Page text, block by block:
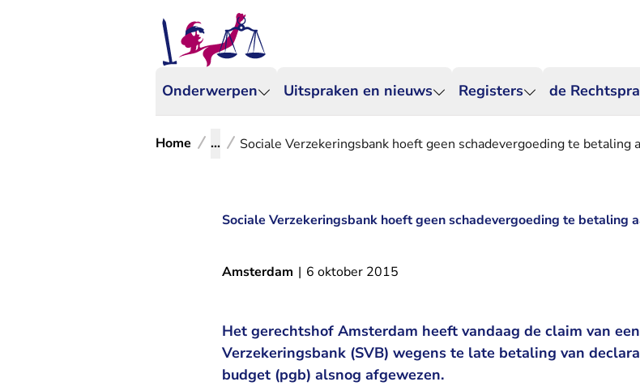
Onderwerpen Uitspraken en nieuws Registers de
Home ... Sociale Verzekeringsbank hoeft geen schadevergoeding te betaling
Sociale Verzekeringsbank hoeft geen schadevergoeding te betaling
Amsterdam | 6 oktober 2015
Het gerechtshof Amsterdam heeft vandaag de claim van
Verzekeringsbank (SVB) wegens te late betaling van
budget (pgb) alsnog afgewezen.